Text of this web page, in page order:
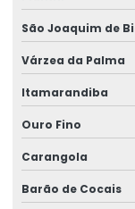
Ribbon Misto Para
Ribbon Para
Ribbon Resina Alta
Ribbons Tag
Rótulo Adesivo
Rótulo Balança
São Joaquim de
Várzea da Palma
Itamarandiba
Ouro Fino
Carangola
Barão de Cocais